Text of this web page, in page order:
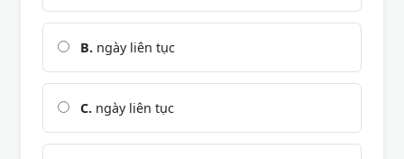
B. ngày liên tục
C. ngày liên tục